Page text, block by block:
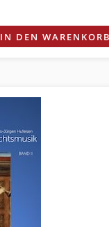
IN DEN WARENKORB